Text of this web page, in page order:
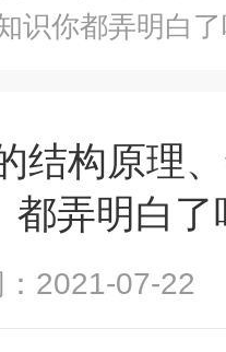
识你都弄明白
结构原理
都弄明白了
：2021-07-